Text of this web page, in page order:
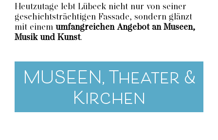
Heutzutage lebt Lübeck nicht nur von seiner
geschichtsträchtigen Fassade, sondern glänzt
mit einem umfangreichen Angebot an Museen,
Musik und Kunst.
MUSEEN, Theater &
Kirchen